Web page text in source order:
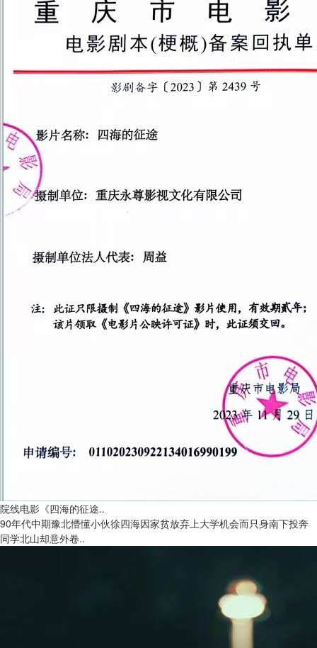
院线电影《四海的征途..
90年代中期豫北懵懂小伙徐四海因家贫放弃上大学机会而只身南下投奔
同学北山却意外卷..